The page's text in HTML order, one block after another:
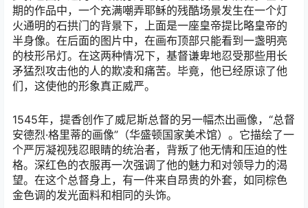
期的作品中，一个充满嘲弄耶稣的残酷场景发生在一个灯
火通明的石拱门的背景下，上面是一座皇帝提比略皇帝的
半身像。在后面的图片中，在画布顶部只能看到一盏明亮
的枝形吊灯。在这两种情况下，基督谦卑地忍受那些用长
矛猛烈攻击他的人的欺凌和痛苦。毕竟，他已经原谅了他
们，这使他的形象真正威严。
1545年，提香创作了威尼斯总督的另一幅杰出画像，“总督
安德烈·格里蒂的画像”（华盛顿国家美术馆）。它描绘了一
个严厉凝视残忍眼睛的统治者，背叛了他无情和压迫的性
格。深红色的衣服再一次强调了他的魅力和对领导力的渴
望。在这个总督身上，有一件来自昂贵的外套，如同棕色
金色调的发光面料和相同的头饰。